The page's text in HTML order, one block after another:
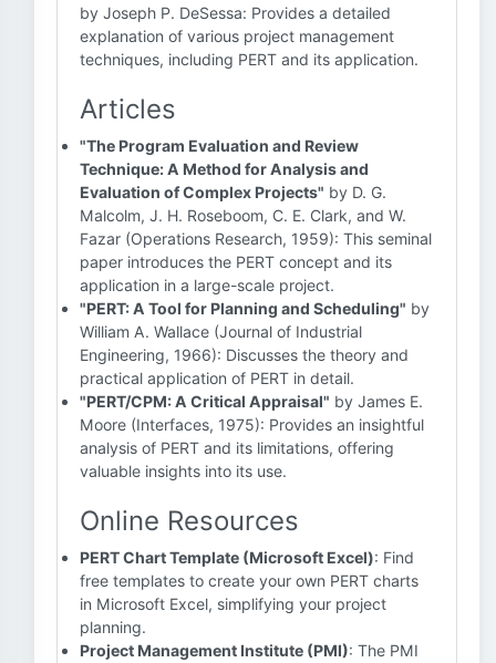
by Joseph P. DeSessa: Provides a detailed
explanation of various project management
techniques, including PERT and its application.
Articles
"The Program Evaluation and Review
Technique: A Method for Analysis and
Evaluation of Complex Projects" by D. G.
Malcolm, J. H. Roseboom, C. E. Clark, and W.
Fazar (Operations Research, 1959): This seminal
paper introduces the PERT concept and its
application in a large-scale project.
"PERT: A Tool for Planning and Scheduling" by
William A. Wallace (Journal of Industrial
Engineering, 1966): Discusses the theory and
practical application of PERT in detail.
"PERT/CPM: A Critical Appraisal" by James E.
Moore (Interfaces, 1975): Provides an insightful
analysis of PERT and its limitations, offering
valuable insights into its use.
Online Resources
PERT Chart Template (Microsoft Excel): Find
free templates to create your own PERT charts
in Microsoft Excel, simplifying your project
planning.
Project Management Institute (PMI): The PMI